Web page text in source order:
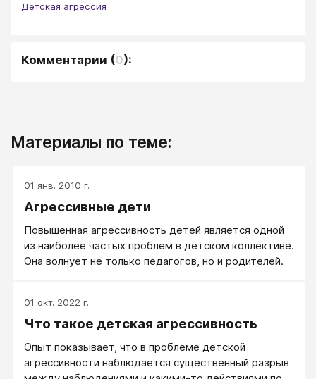
Детская агрессия
Комментарии (0):
Материалы по теме:
01 янв. 2010 г.
Агрессивные дети
Повышенная агрессивность детей является одной
из наиболее частых проблем в детском коллективе.
Она волнует не только педагогов, но и родителей.
01 окт. 2022 г.
Что такое детская агрессивность
Опыт показывает, что в проблеме детской
агрессивности наблюдается существенный разрыв